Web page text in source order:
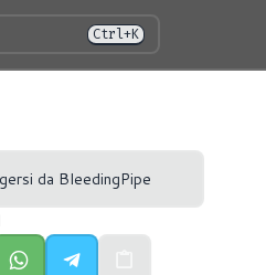
Ctrl+K
da BleedingPipe